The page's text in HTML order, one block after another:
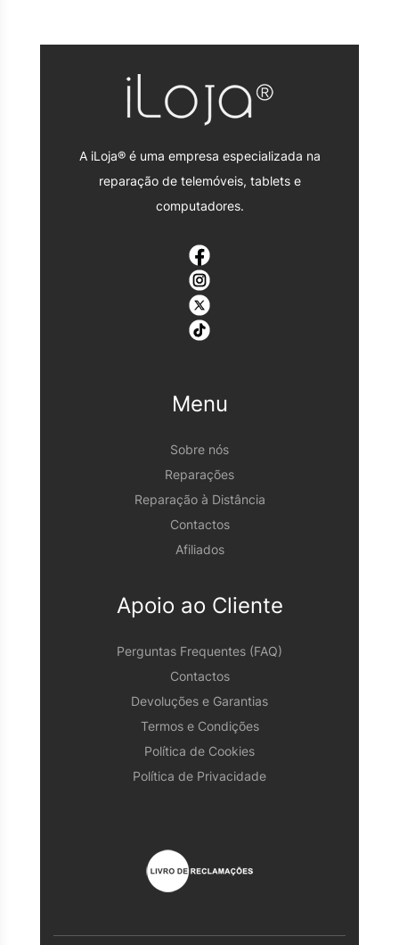
A iLoja® é uma empresa especializada na
reparação de telemóveis, tablets e
computadores.
Menu
Sobre nós
Reparações
Reparação à Distância
Contactos
Afiliados
Apoio ao Cliente
Perguntas Frequentes (FAQ)
Contactos
Devoluções e Garantias
Termos e Condições
Política de Cookies
Política de Privacidade